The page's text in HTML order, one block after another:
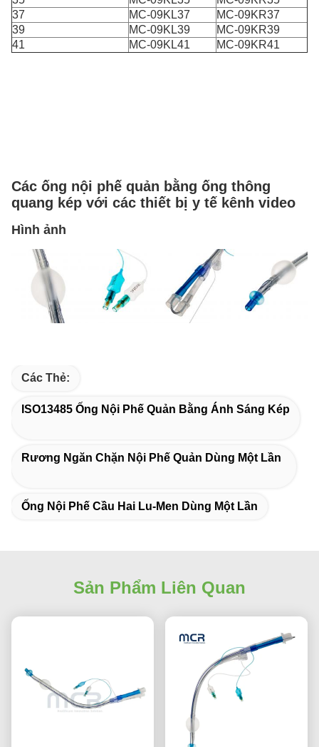
37
MC-09KL37
MC-09KR37
39
MC-09KL39
MC-09KR39
41
MC-09KL41 MC-09KR41
Các ống nội phế quản bằng ống thông
quang kép với các thiết bị y tế kênh video
Hình ảnh
Các Thẻ:
ISO13485 Ống Nội Phế Quản Bằng Ánh Sáng Kép
Rương Ngăn Chặn Nội Phế Quản Dùng Một Lần
Ống Nội Phế Cầu Hai Lu-Men Dùng Một Lần
Sản Phẩm Liên Quan